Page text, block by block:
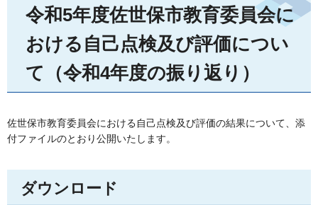
令和5年度佐世保市教育委員会に
おける自己点検及び評価につい
て（令和4年度の振り返り）
佐世保市教育委員会における自己点検及び評価の結果について、添
付ファイルのとおり公開いたします。
ダウンロード